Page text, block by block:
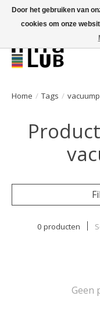
Minder stilstand, meer
Home / Tags /
0 producten
Geen
Door het gebruiken van
cookies om onze